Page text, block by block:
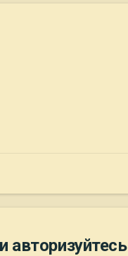
авторизуйтесь